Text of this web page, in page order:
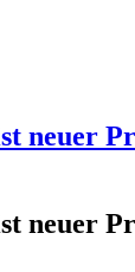
neuer
neuer